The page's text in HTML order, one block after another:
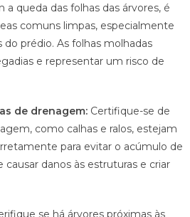
a queda das folhas das árvores, é
comuns limpas, especialmente
do prédio. As folhas molhadas
e representar um risco de
de drenagem: Certifique-se de
como calhas e ralos, estejam
para evitar o acúmulo de
causar danos às estruturas e criar
se há árvores próximas às